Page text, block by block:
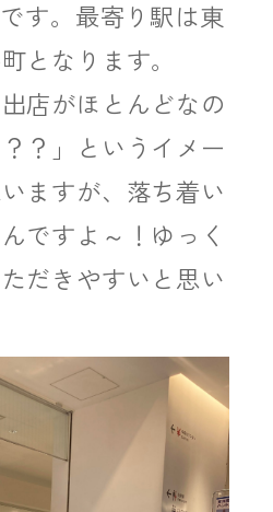
す。最寄り駅は東
となります。
店がほとんどなの
？」というイメー
ますが、落ち着い
ですよ～！ゆっく
だきやすいと思い